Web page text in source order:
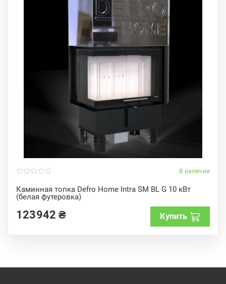
В наличии
Каминная топка Defro Home Intra SM BL G 10 кВт
(белая футеровка)
o
u
t
f123942₴ Купить